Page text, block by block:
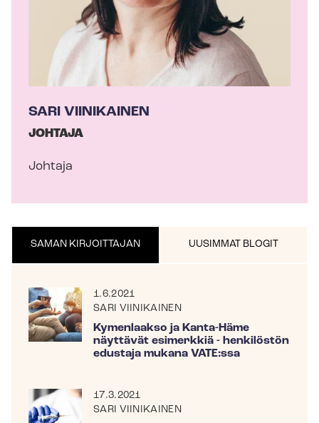
SARI VIINIKAINEN
JOHTAJA
Johtaja
SAMAN KIRJOITTAJAN UUSIMMAT BLOGIT
1.6.2021
SARI VIINIKAINEN
Kymenlaakso ja Kanta-Häme
näyttävät esimerkkiä - henkilöstön
edustaja mukana VATE:ssa
17.3.2021
SARI VIINIKAINEN